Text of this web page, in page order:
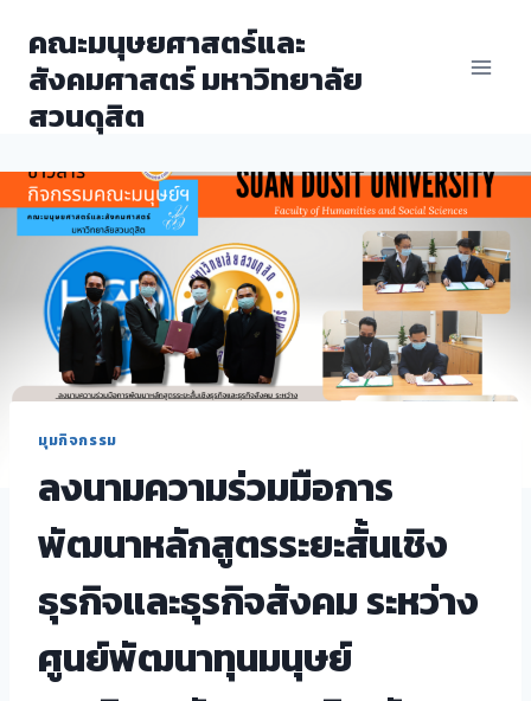
content
คณะมนุษยศาสตร์และ
สังคมศาสตร์ มหาวิทยาลัย
สวนดุสิต
มุมกิจกรรม
ลงนามความร่วมมือการ
พัฒนาหลักสูตรระยะสั้นเชิง
ธุรกิจและธุรกิจสังคม ระหว่าง
ศูนย์พัฒนาทุนมนุษย์